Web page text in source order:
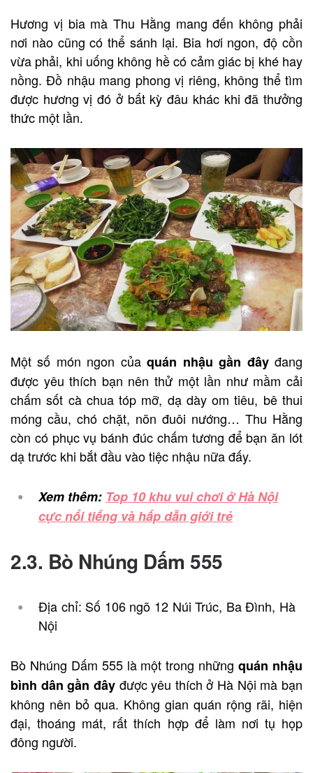
Hương vị bia mà Thu Hằng mang đến không phải
nơi nào cũng có thể sánh lại. Bia hơi ngon, độ cồn
vừa phải, khi uống không hề có cảm giác bị khé hay
nồng. Đồ nhậu mang phong vị riêng, không thể tìm
được hương vị đó ở bất kỳ đâu khác khi đã thưởng
thức một lần.
Một số món ngon củaquán nhậu gần đâyđang
được yêu thích bạn nên thử một lần như mầm cải
chấm sốt cà chua tóp mỡ, dạ dày om tiêu, bê thui
móng cầu, chó chặt, nõn đuôi nướng… Thu Hằng
còn có phục vụ bánh đúc chấm tương để bạn ăn lót
dạ trước khi bắt đầu vào tiệc nhậu nữa đấy.
Xem thêm: Top 10 khu vui chơi ở Hà Nội
cực nổi tiếng và hấp dẫn giới trẻ
2.3. Bò Nhúng Dấm 555
Địa chỉ: Số 106 ngõ 12 Núi Trúc, Ba Đình, Hà
Nội
Bò Nhúng Dấm 555 là một trong nhữngquán nhậu
bình dân gần đâyđược yêu thích ở Hà Nội mà bạn
không nên bỏ qua. Không gian quán rộng rãi, hiện
đại, thoáng mát, rất thích hợp để làm nơi tụ họp
đông người.